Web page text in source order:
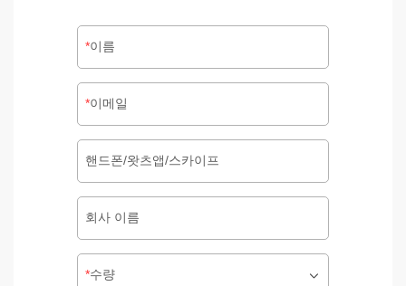
이름
이메일
핸드폰/왓츠앱/스카이프
회사 이름
수량